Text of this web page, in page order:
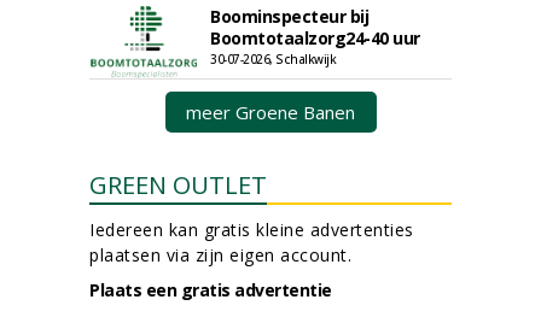
Boominspecteur bij
Boomtotaalzorg24-40 uur
30-07-2026, Schalkwijk
meer Groene Banen
GREEN OUTLET
Iedereen kan gratis kleine advertenties
plaatsen via zijn eigen account.
Plaats een gratis advertentie